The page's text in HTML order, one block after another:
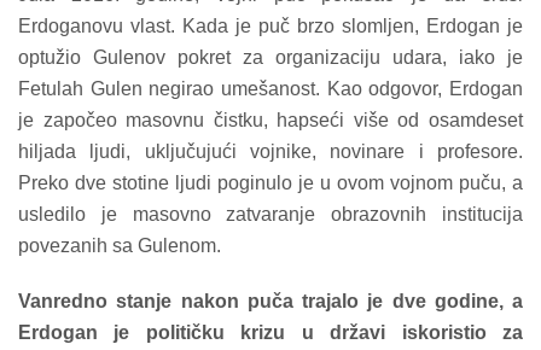
Erdoganovu vlast. Kada je puč brzo slomljen, Erdogan je
optužio Gulenov pokret za organizaciju udara, iako je
Fetulah Gulen negirao umešanost. Kao odgovor, Erdogan
je započeo masovnu čistku, hapseći više od osamdeset
hiljada ljudi, uključujući vojnike, novinare i profesore.
Preko dve stotine ljudi poginulo je u ovom vojnom puču, a
usledilo je masovno zatvaranje obrazovnih institucija
povezanih sa Gulenom.
Vanredno stanje nakon puča trajalo je dve godine, a
Erdogan je političku krizu u državi iskoristio za